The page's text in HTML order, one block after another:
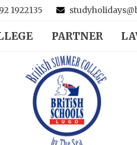
1922135
PARTNER